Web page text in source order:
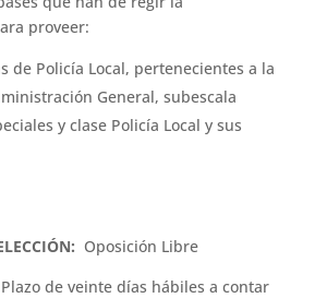
proveer:
de Policía Local, pertenecientes a la
General, subescala
y clase Policía Local y sus
Oposición Libre
de veinte días hábiles a contar